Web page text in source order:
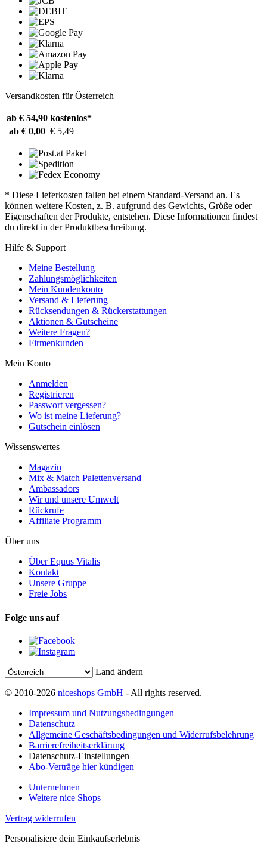
Versandkosten für Österreich
ab € 54,90 kostenlos*
ab € 0,00 € 5,49
* Diese Lieferkosten fallen bei einem Standard-Versand an. Es
können weitere Kosten, z. B. aufgrund des Gewichts, Größe oder
Eigenschaften der Produkte, entstehen. Diese Informationen findest
du direkt in der Produktbeschreibung.
Hilfe & Support
Meine Bestellung
Zahlungsmöglichkeiten
Mein Kundenkonto
Versand & Lieferung
Rücksendungen & Rückerstattungen
Aktionen & Gutscheine
Weitere Fragen?
Firmenkunden
Mein Konto
Anmelden
Registrieren
Passwort vergessen?
Wo ist meine Lieferung?
Gutschein einlösen
Wissenswertes
Magazin
Mix & Match Palettenversand
Ambassadors
Wir und unsere Umwelt
Rückrufe
Affiliate Programm
Über uns
Über Equus Vitalis
Kontakt
Unsere Gruppe
Freie Jobs
Folge uns auf
Land ändern
© 2010-2026 niceshops GmbH - All rights reserved.
Impressum und Nutzungsbedingungen
Datenschutz
Allgemeine Geschäftsbedingungen und Widerrufsbelehrung
Barrierefreiheitserklärung
Datenschutz-Einstellungen
Abo-Verträge hier kündigen
Unternehmen
Weitere nice Shops
Vertrag widerrufen
Personalisiere dein Einkaufserlebnis